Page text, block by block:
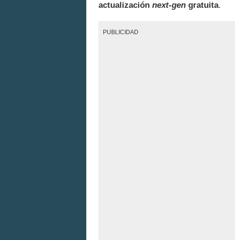
actualización next-gen gratuita.
PUBLICIDAD